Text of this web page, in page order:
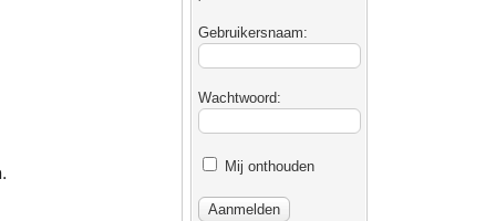
Gebruikersnaam:
Wachtwoord:
Mij onthouden